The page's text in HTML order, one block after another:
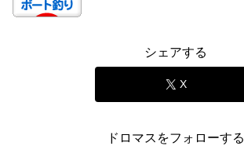
シェアする
X
ドロマスをフォローする